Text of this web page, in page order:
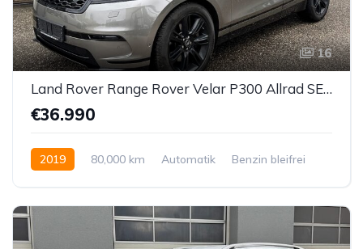
16
Land Rover Range Rover Velar P300 Allrad SE Aut.
€36.990
2019 80,000 km Automatik
Benzin bleifrei